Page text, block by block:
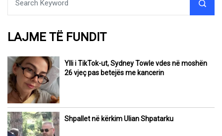
LAJME TË FUNDIT
Ylli i TikTok-ut, Sydney Towle vdes në moshën
26 vjeç pas betejës me kancerin
Shpallet në kërkim Ulian Shpatarku